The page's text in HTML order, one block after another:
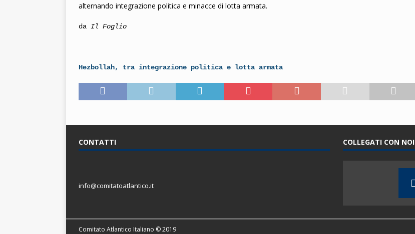
alternando integrazione politica e minacce di lotta armata.
da Il Foglio
Hezbollah, tra integrazione politica e lotta armata
CONTATTI
info@comitatoatlantico.it
COLLEGATI CON NOI
Comitato Atlantico Italiano © 2019